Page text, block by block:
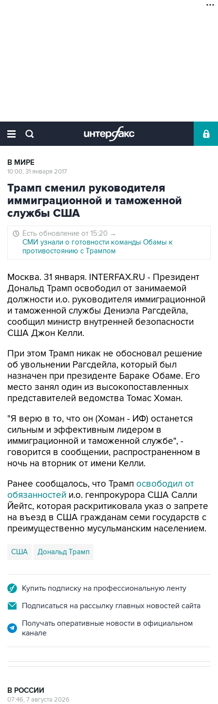
В МИРЕ
10:00, 31 января 2017
Трамп сменил руководителя
иммиграционной и таможенной
службы США
Есть обновление от 15:20 →
СМИ узнали о готовности команды Обамы к
противостоянию с Трампом
Москва. 31 января. INTERFAX.RU - Президент
Дональд Трамп освободил от занимаемой
должности и.о. руководителя иммиграционной
и таможенной службы Дениэла Рагсдейла,
сообщил министр внутренней безопасности
США Джон Келли.
При этом Трамп никак не обосновал решение
об увольнении Рагсдейла, который был
назначен при президенте Бараке Обаме. Его
место занял один из высокопоставленных
представителей ведомства Томас Хоман.
"Я верю в то, что он (Хоман - ИФ) останется
сильным и эффективным лидером в
иммиграционной и таможенной службе", -
говорится в сообщении, распространенном в
ночь на вторник от имени Келли.
Ранее сообщалось, что Трамп освободил от
обязанностей и.о. генпрокурора США Салли
Йейтс, которая раскритиковала указ о запрете
на въезд в США гражданам семи государств с
преимущественно мусульманским населением.
США Дональд Трамп
Купить подписку на профессиональную ленту
Подписаться на рассылку главных новостей сайта
Получать оперативные новости в официальном
канале
В РОССИИ
07:46, 7 августа 2026